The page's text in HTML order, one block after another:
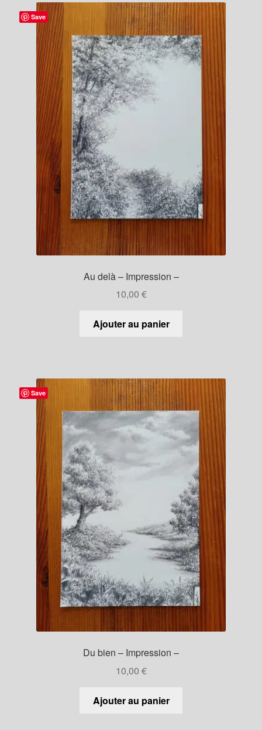
Save
Au delà – Impression –
10,00 €
Ajouter au panier
Save
Du bien – Impression –
10,00 €
Ajouter au panier